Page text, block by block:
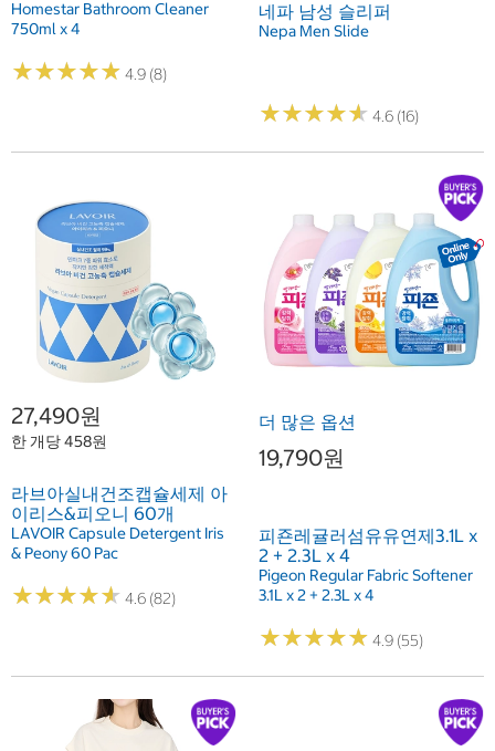
Homestar Bathroom Cleaner
750ml x 4
★★★★★
★★★★★ 4.9 (8)
네파 남성 슬리퍼
Nepa Men Slide
★★★★★
★★★★★ 4.6 (16)
27,490원
한 개당 458원
라브아실내건조캡슐세제 아
이리스&피오니 60개
LAVOIR Capsule Detergent Iris
& Peony 60 Pac
★★★★★
★★★★★ 4.6 (82)
더 많은 옵션
19,790원
피죤레귤러섬유유연제3.1L x
2 + 2.3L x 4
Pigeon Regular Fabric Softener
3.1L x 2 + 2.3L x 4
★★★★★
★★★★★ 4.9 (55)